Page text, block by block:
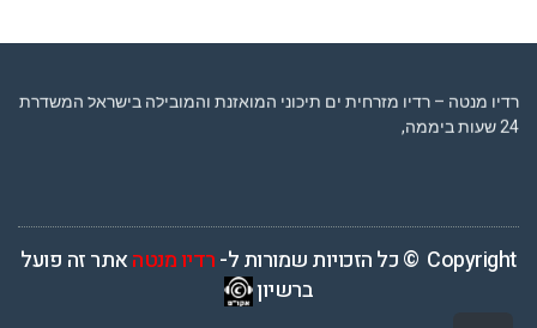
רדיו מנטה – רדיו מזרחית ים תיכוני המואזנת והמובילה בישראל המשדרת
24 שעות ביממה,
Copyright © כל הזכויות שמורות ל- רדיו מנטהאתר זה פועל
ברשיון